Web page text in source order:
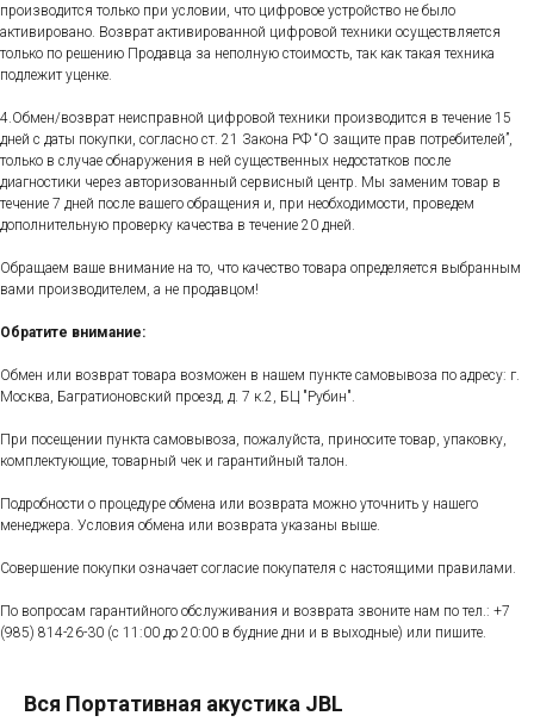
производится только при условии, что цифровое устройство не было
активировано. Возврат активированной цифровой техники осуществляется
только по решению Продавца за неполную стоимость, так как такая техника
подлежит уценке.
4.Обмен/возврат неисправной цифровой техники производится в течение 15
дней с даты покупки, согласно ст. 21 Закона РФ “О защите прав потребителей”,
только в случае обнаружения в ней существенных недостатков после
диагностики через авторизованный сервисный центр. Мы заменим товар в
течение 7 дней после вашего обращения и, при необходимости, проведем
дополнительную проверку качества в течение 20 дней.
Обращаем ваше внимание на то, что качество товара определяется выбранным
вами производителем, а не продавцом!
Обратите внимание:
Обмен или возврат товара возможен в нашем пункте самовывоза по адресу: г.
Москва, Багратионовский проезд, д. 7 к.2, БЦ "Рубин".
При посещении пункта самовывоза, пожалуйста, приносите товар, упаковку,
комплектующие, товарный чек и гарантийный талон.
Подробности о процедуре обмена или возврата можно уточнить у нашего
менеджера. Условия обмена или возврата указаны выше.
Совершение покупки означает согласие покупателя с настоящими правилами.
По вопросам гарантийного обслуживания и возврата звоните нам по тел.: +7
(985) 814-26-30 (с 11:00 до 20:00 в будние дни и в выходные) или пишите.
Вся Портативная акустика JBL